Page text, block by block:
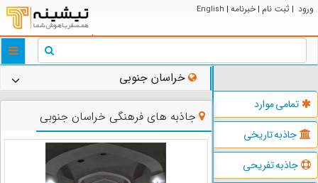
ورود | ثبت نام | خبرنامه |
English
تمامی موارد
جاذبه تاریخی
جاذبه تفریحی
خراسان جنوبی
جاذبه های فرهنگی خراسان جنوبی